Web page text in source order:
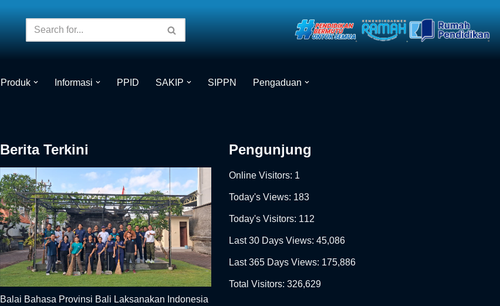
Produk Informasi PPID SAKIP SIPPN Pengaduan
Berita Terkini
Balai Bahasa Provinsi Bali Laksanakan Indonesia
Pengunjung
Online Visitors: 1
Today's Views: 183
Today's Visitors: 112
Last 30 Days Views: 45,086
Last 365 Days Views: 175,886
Total Visitors: 326,629